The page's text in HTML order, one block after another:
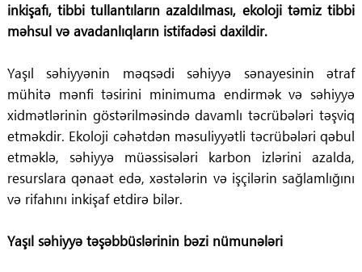
inkişafı, tibbi tullantıların azaldılması, ekoloji təmiz tibbi
məhsul və avadanlıqların istifadəsi daxildir.
Yaşıl səhiyyənin məqsədi səhiyyə sənayesinin ətraf
mühitə mənfi təsirini minimuma endirmək və səhiyyə
xidmətlərinin göstərilməsində davamlı təcrübələri təşviq
etməkdir. Ekoloji cəhətdən məsuliyyətli təcrübələri qəbul
etməklə, səhiyyə müəssisələri karbon izlərini azalda,
resurslara qənaət edə, xəstələrin və işçilərin sağlamlığını
və rifahını inkişaf etdirə bilər.
Yaşıl səhiyyə təşəbbüslərinin bəzi nümunələri